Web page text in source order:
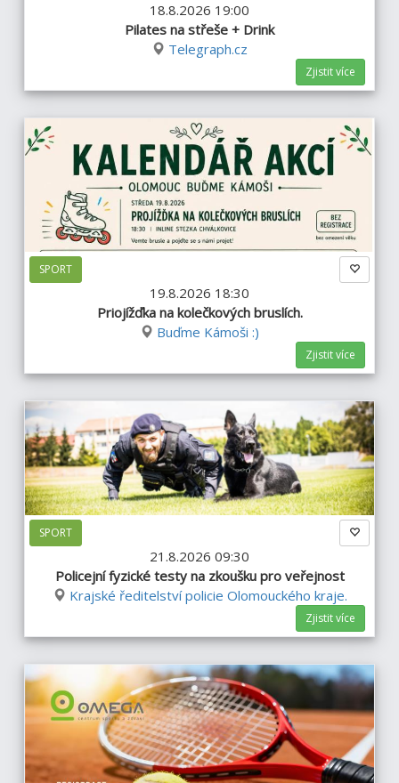
18.8.2026 19:00
Pilates na střeše + Drink
Telegraph.cz
Zjistit více
SPORT
19.8.2026 18:30
Priojížďka na kolečkových bruslích.
Buďme Kámoši :)
Zjistit více
SPORT
21.8.2026 09:30
Policejní fyzické testy na zkoušku pro veřejnost
Krajské ředitelství policie Olomouckého kraje.
Zjistit více